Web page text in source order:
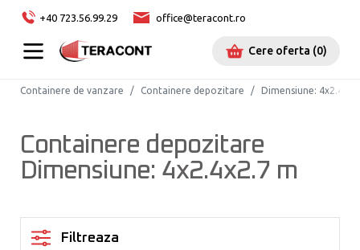
+40 723.56.99.29 office@teracont.ro
Cere oferta (0)
Containere de vanzare Containere depozitare Dimensiune:
Containere depozitare
Dimensiune: 4x2.4x2.7 m
Filtreaza